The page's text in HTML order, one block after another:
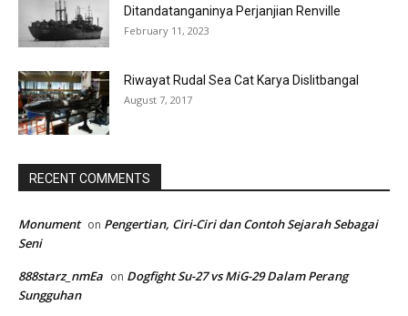
Ditandatanganinya Perjanjian Renville
February 11, 2023
Riwayat Rudal Sea Cat Karya Dislitbangal
August 7, 2017
RECENT COMMENTS
Monument on Pengertian, Ciri-Ciri dan Contoh Sejarah Sebagai
Seni
888starz_nmEa on Dogfight Su-27 vs MiG-29 Dalam Perang
Sungguhan